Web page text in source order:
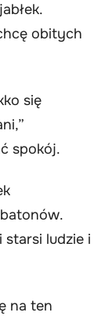
obitych
się
spokój.
starsi ludzie i
na ten